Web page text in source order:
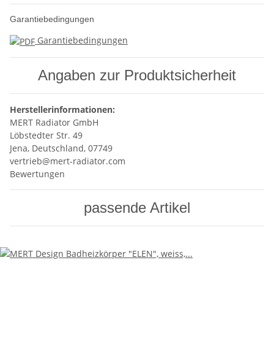
Garantiebedingungen
Garantiebedingungen
Angaben zur Produktsicherheit
Herstellerinformationen:
MERT Radiator GmbH
Löbstedter Str. 49
Jena, Deutschland, 07749
vertrieb@mert-radiator.com
Bewertungen
passende Artikel